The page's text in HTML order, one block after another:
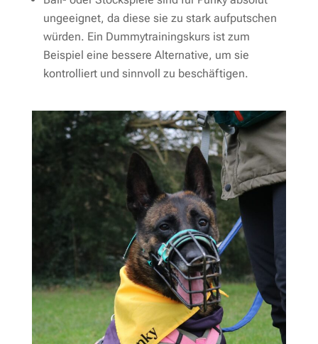
ungeeignet, da diese sie zu stark aufputschen
würden. Ein Dummytrainingskurs ist zum
Beispiel eine bessere Alternative, um sie
kontrolliert und sinnvoll zu beschäftigen.